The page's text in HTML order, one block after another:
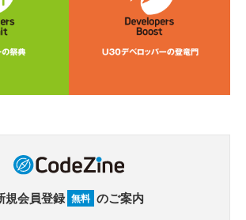
規会員登録 無料 のご案内